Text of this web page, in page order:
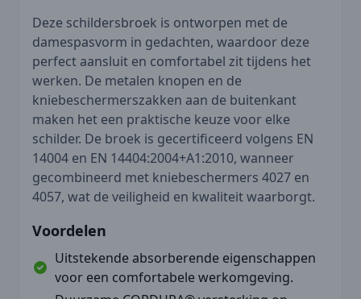
Deze schildersbroek is ontworpen met de
damespasvorm in gedachten, waardoor deze
perfect aansluit en comfortabel zit tijdens het
werken. De metalen knopen en de
kniebeschermerszakken aan de buitenkant
maken het een praktische keuze voor elke
schilder. De broek is gecertificeerd volgens EN
14004 en EN 14404:2004+A1:2010, wanneer
gecombineerd met kniebeschermers 4027 en
4057, wat de veiligheid en kwaliteit waarborgt.
Voordelen
Uitstekende absorberende eigenschappen
voor een comfortabele werkomgeving.